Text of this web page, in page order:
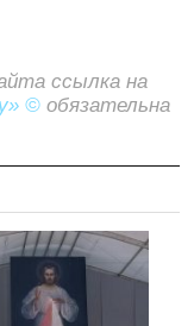
ссылка на
© обязательна